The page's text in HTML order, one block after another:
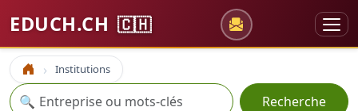
EDUCH.CH 🇨🇭
Accueil Institutions
Recherche
🔍 Recherche